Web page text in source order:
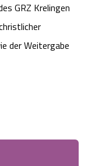
GRZ Krelingen
der Weitergabe